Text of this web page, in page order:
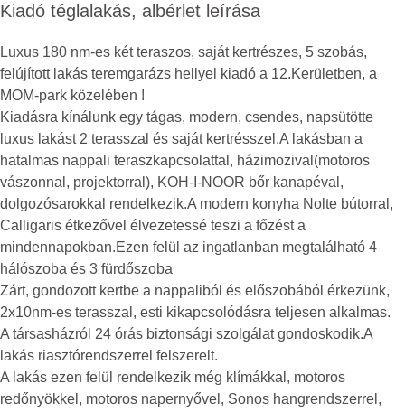
Kiadó téglalakás, albérlet leírása
Luxus 180 nm-es két teraszos, saját kertrészes, 5 szobás,
felújított lakás teremgarázs hellyel kiadó a 12.Kerületben, a
MOM-park közelében !
Kiadásra kínálunk egy tágas, modern, csendes, napsütötte
luxus lakást 2 terasszal és saját kertrésszel.A lakásban a
hatalmas nappali teraszkapcsolattal, házimozival(motoros
vászonnal, projektorral), KOH-I-NOOR bőr kanapéval,
dolgozósarokkal rendelkezik.A modern konyha Nolte bútorral,
Calligaris étkezővel élvezetessé teszi a főzést a
mindennapokban.Ezen felül az ingatlanban megtalálható 4
hálószoba és 3 fürdőszoba
Zárt, gondozott kertbe a nappaliból és előszobából érkezünk,
2x10nm-es terasszal, esti kikapcsolódásra teljesen alkalmas.
A társasházról 24 órás biztonsági szolgálat gondoskodik.A
lakás riasztórendszerrel felszerelt.
A lakás ezen felül rendelkezik még klímákkal, motoros
redőnyökkel, motoros napernyővel, Sonos hangrendszerrel,